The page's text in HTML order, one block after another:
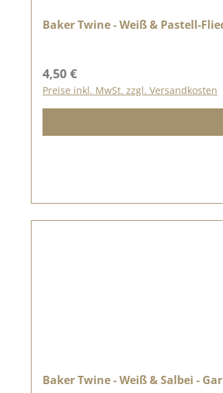
Baker Twine - Weiß & Pastell-
Regulärer Preis:
4,50 €
Preise inkl. MwSt. zzgl. Versandkosten
Baker Twine - Weiß & Salbei -